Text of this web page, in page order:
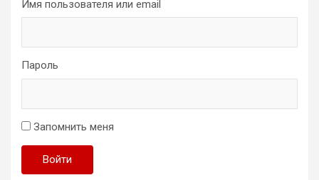
Имя пользователя или email
Пароль
Запомнить меня
Войти